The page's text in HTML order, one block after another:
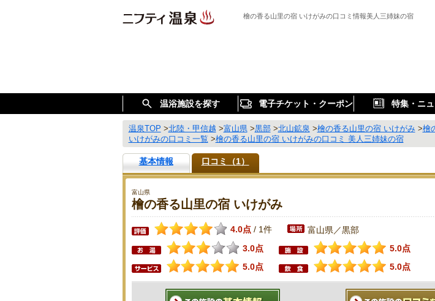
檜の香る山里の宿 いけがみの口コミ情報美人三姉妹の宿
温浴施設を探す 電子チケット・クーポン 特集・ニ
温泉TOP >北陸・甲信越 >富山県>黒部>北山鉱泉 >檜の香る山里の宿 いけがみ>檜
いけがみの口コミ一覧 >檜の香る山里の宿 いけがみの口コミ 美人三姉妹の宿
基本情報 口コミ（1）
富山県
檜の香る山里の宿 いけがみ
4.0点 / 1件 富山県／黒部
3.0点
5.0点
5.0点
5.0点